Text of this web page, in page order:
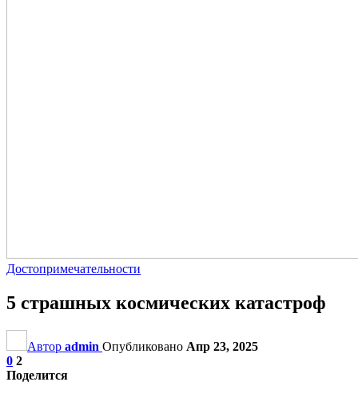
Достопримечательности
5 страшных космических катастроф
Автор admin Опубликовано Апр 23, 2025
0 2
Поделится